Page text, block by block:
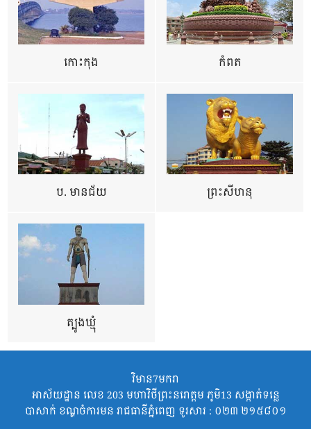
កោះកុង កំពត
ប. មានជ័យ ព្រះសីហនុ
ត្បូងឃ្មុំ
វិមាន7មករា
អាស័យដ្ឋាន លេខ 203 មហាវិថីព្រះនរោត្តម ភូមិ13 សង្កាត់ទន្លេ
បាសាក់ ខណ្ឌចំការមន រាជធានីភ្នំពេញ ទូរសារ : ០២៣ ២១៥៨០១